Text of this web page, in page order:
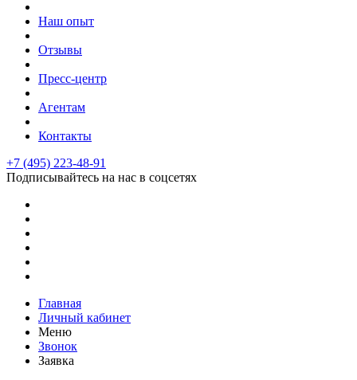
Наш опыт
Отзывы
Пресс-центр
Агентам
Контакты
+7 (495) 223-48-91
Подписывайтесь на нас в соцсетях
Главная
Личный кабинет
Меню
Звонок
Заявка